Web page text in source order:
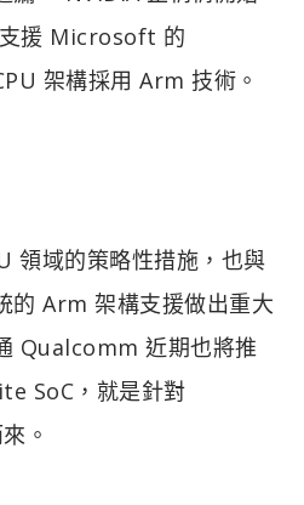
援 Microsoft 的
架構採用 Arm 技術。
領域的策略性措施，也與
的 Arm 架構支援做出重大
Qualcomm 近期也將推
SoC，就是針對
。